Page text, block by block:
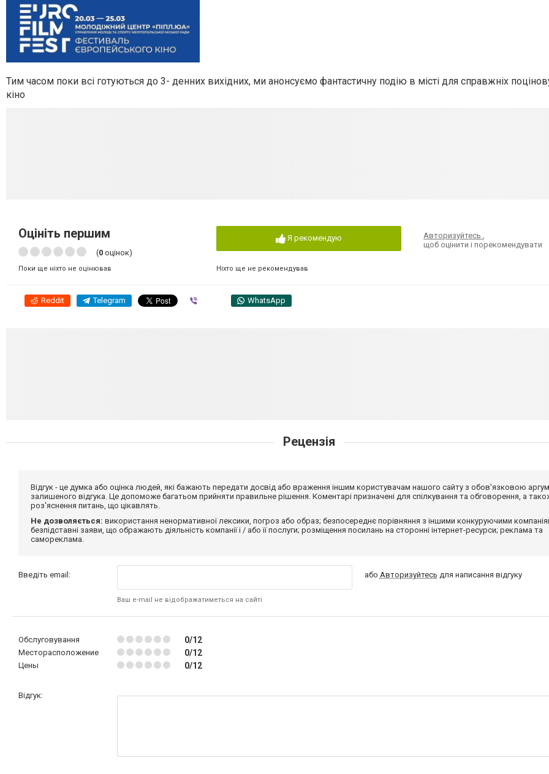
Тим часом поки всі готуються до 3- денних вихідних, ми анонсуємо фантастичну подію в місті для справжніх
кіно
Оцініть першим
(0 оцінок)
Поки ще ніхто не оцінював
Я рекомендую
Ніхто ще не рекомендував
Авторизуйтесь
щоб оцінити і порекомендувати
Reddit Telegram WhatsApp
Рецензія
Відгук - це думка або оцінка людей, які бажають передати досвід або враження іншим користувачам нашого сайту з обов'язковою
залишеного відгука. Це допоможе багатьом прийняти правильне рішення. Коментарі призначені для спілкування та обговорення, а
роз'яснення питань, що цікавлять.
Не дозволяється: використання ненормативної лексики, погроз або образ; безпосереднє порівняння з іншими конкуруючими
безпідставні заяви, що ображають діяльність компанії і / або її послуги; розміщення посилань на сторонні інтернет-ресурси; реклама та
самореклама.
Введіть email:
Ваш e-mail не відображатиметься на сайті
або Авторизуйтесь для написання відгуку
Обслуговування 0/12
Месторасположение 0/12
Цены 0/12
Відгук: